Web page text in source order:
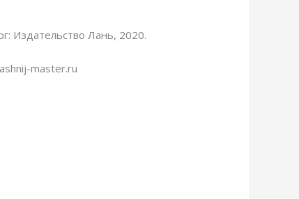
Издательство Лань, 2020.
master.ru